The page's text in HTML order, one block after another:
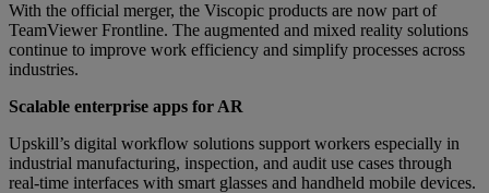
With the official merger, the Viscopic products are now part of
TeamViewer Frontline. The augmented and mixed reality solutions
continue to improve work efficiency and simplify processes across
industries.
Scalable enterprise apps for AR
Upskill’s digital workflow solutions support workers especially in
industrial manufacturing, inspection, and audit use cases through
real-time interfaces with smart glasses and handheld mobile devices.